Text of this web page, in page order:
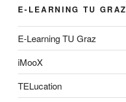
E-LEARNING TU GRAZ
E-Learning TU Graz
iMooX
TELucation